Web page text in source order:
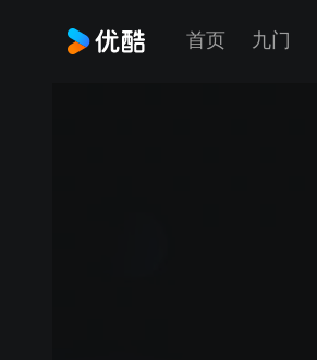
首页 九门